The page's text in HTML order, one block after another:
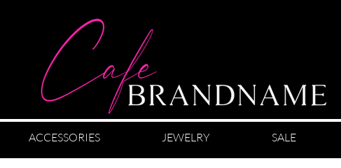
ACCESSORIES JEWELRY SALE